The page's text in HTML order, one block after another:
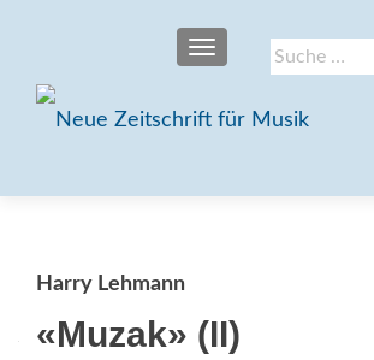
Suche
nach:
SCHALTE NAVIGATION
Harry Lehmann
«Muzak» (II)